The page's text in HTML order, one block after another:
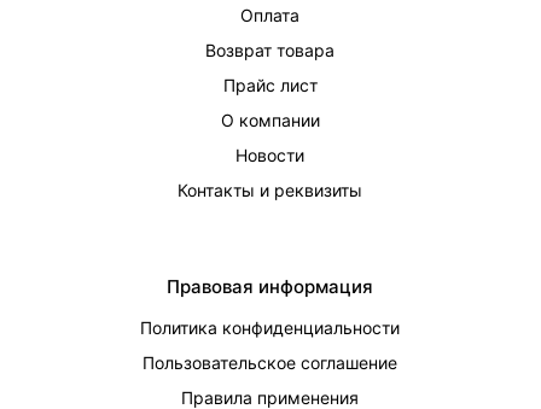
Оплата
Возврат товара
Прайс лист
О компании
Новости
Контакты и реквизиты
Правовая информация
Политика конфиденциальности
Пользовательское соглашение
Правила применения